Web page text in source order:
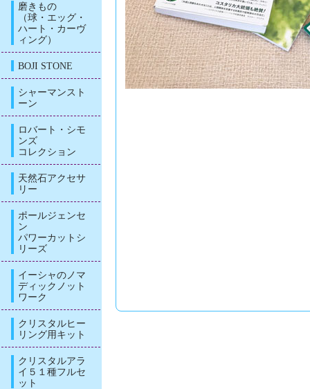
磨きもの
（球・エッグ・
ハート・カーヴ
ィング）
BOJI STONE
シャーマンスト
ーン
ロバート・シモ
ンズ
コレクション
天然石アクセサ
リー
ポールジェンセ
ン
パワーカットシ
リーズ
イーシャのノマ
ディックノット
ワーク
クリスタルヒー
リング用キット
クリスタルアラ
イ５１種フルセ
ット